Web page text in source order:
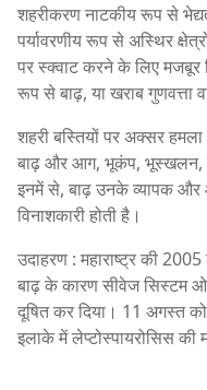
शहरीकरण नाटकीय रूप से
पर्यावरणीय रूप से अस्थिर
पर स्क्वाट करने के लिए मजबूर
रूप से बाढ़, या खराब गुणवत्ता
शहरी बस्तियों पर अक्सर
बाढ़ और आग, भूकंप, भूस्खलन,
इनमें से, बाढ़ उनके व्यापक
विनाशकारी होती है।
उदाहरण : महाराष्ट्र की
बाढ़ के कारण सीवेज सिस्टम
दूषित कर दिया। 11 अगस्त
इलाके में लेप्टोस्पायरोसिस की